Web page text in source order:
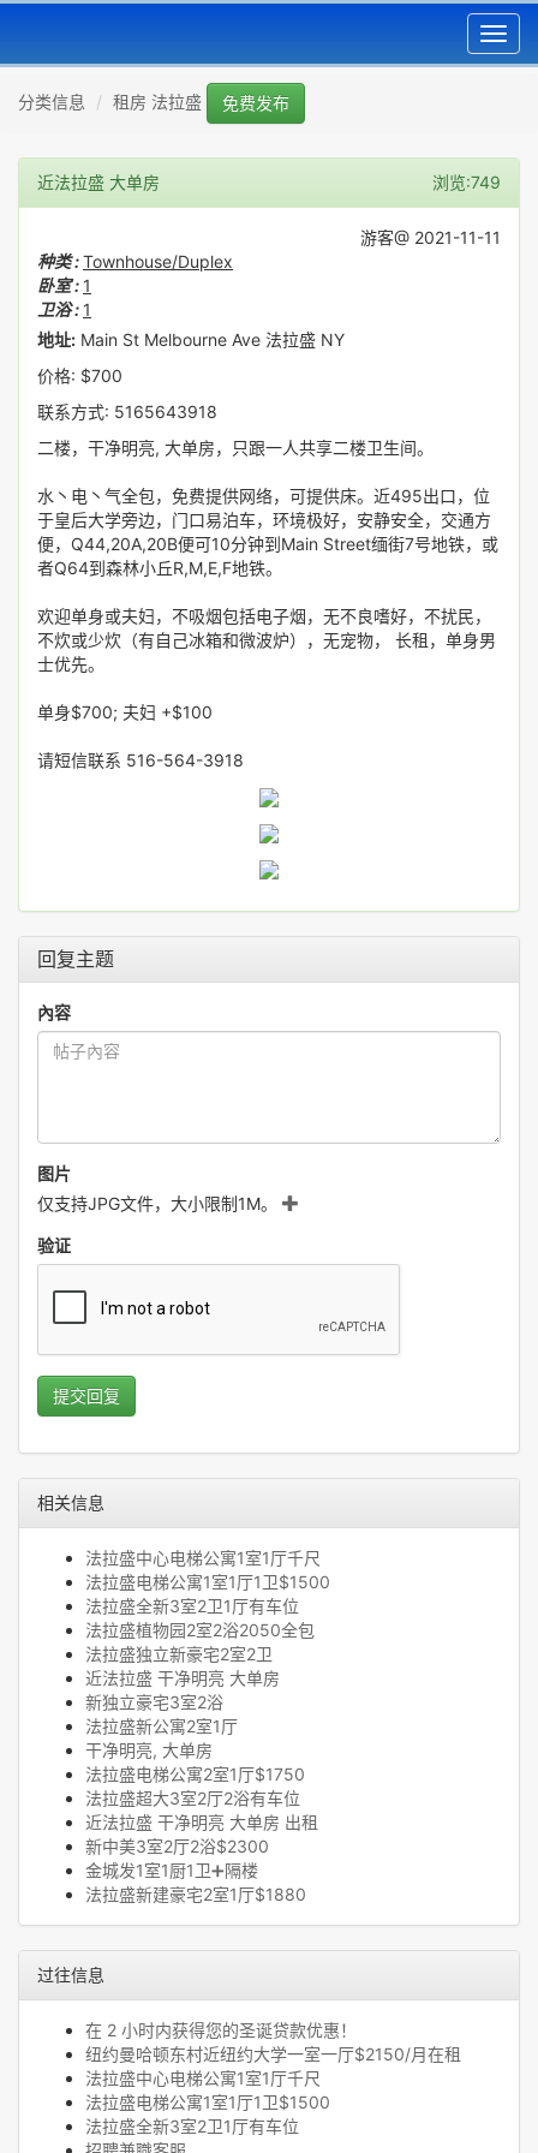
分类信息 租房 法拉盛 免费发布
近法拉盛 大单房 浏览:749
游客@ 2021-11-11
种类 :Townhouse/Duplex
卧室 : 1
卫浴 : 1
地址: Main St Melbourne Ave 法拉盛 NY
价格: $700
联系方式: 5165643918
二楼，干净明亮, 大单房，只跟一人共享二楼卫生间。
水丶电丶气全包，免费提供网络，可提供床。近495出口，位
于皇后大学旁边，门口易泊车，环境极好，安静安全，交通方
便，Q44,20A,20B便可10分钟到Main Street缅街7号地铁，或
者Q64到森林小丘R,M,E,F地铁。
欢迎单身或夫妇，不吸烟包括电子烟，无不良嗜好，不扰民，
不炊或少炊（有自己冰箱和微波炉），无宠物， 长租，单身男
士优先。
单身$700; 夫妇 +$100
请短信联系 516-564-3918
回复主题
內容
图片
仅支持JPG文件，大小限制1M。
验证
提交回复
相关信息
法拉盛中心电梯公寓1室1厅千尺
法拉盛电梯公寓1室1厅1卫$1500
法拉盛全新3室2卫1厅有车位
法拉盛植物园2室2浴2050全包
法拉盛独立新豪宅2室2卫
近法拉盛 干净明亮 大单房
新独立豪宅3室2浴
法拉盛新公寓2室1厅
干净明亮, 大单房
法拉盛电梯公寓2室1厅$1750
法拉盛超大3室2厅2浴有车位
近法拉盛 干净明亮 大单房 出租
新中美3室2厅2浴$2300
金城发1室1厨1卫➕隔楼
法拉盛新建豪宅2室1厅$1880
过往信息
在 2 小时内获得您的圣诞贷款优惠！
纽约曼哈顿东村近纽约大学一室一厅$2150/月在租
法拉盛中心电梯公寓1室1厅千尺
法拉盛电梯公寓1室1厅1卫$1500
法拉盛全新3室2卫1厅有车位